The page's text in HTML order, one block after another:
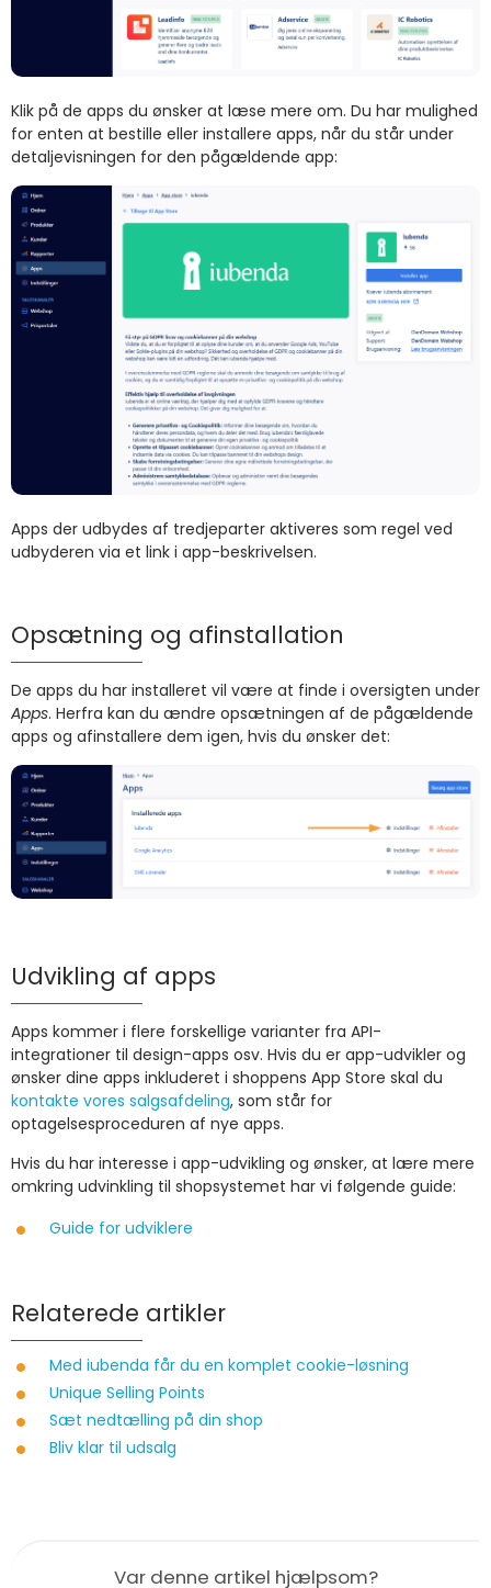
Klik på de apps du ønsker at læse mere om. Du har mulighed
for enten at bestille eller installere apps, når du står under
detaljevisningen for den pågældende app:
Apps der udbydes af tredjeparter aktiveres som regel ved
udbyderen via et link i app-beskrivelsen.
Opsætning og afinstallation
De apps du har installeret vil være at finde i oversigten under
Apps. Herfra kan du ændre opsætningen af de pågældende
apps og afinstallere dem igen, hvis du ønsker det:
Udvikling af apps
Apps kommer i flere forskellige varianter fra API-
integrationer til design-apps osv. Hvis du er app-udvikler og
ønsker dine apps inkluderet i shoppens App Store skal du
kontakte vores salgsafdeling, som står for
optagelsesproceduren af nye apps.
Hvis du har interesse i app-udvikling og ønsker, at lære mere
omkring udvinkling til shopsystemet har vi følgende guide:
Guide for udviklere
Relaterede artikler
Med iubenda får du en komplet cookie-løsning
Unique Selling Points
Sæt nedtælling på din shop
Bliv klar til udsalg
Var denne artikel hjælpsom?